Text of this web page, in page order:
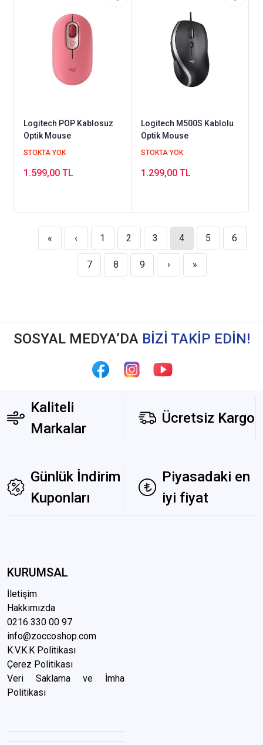
Logitech POP Kablosuz
Optik Mouse
STOKTA YOK
1.599,00 TL
Logitech M500S Kablolu
Optik Mouse
STOKTA YOK
1.299,00 TL
« ‹ 1 2 3 4 5 6
7 8 9 › »
SOSYAL MEDYA’DA BİZİ TAKİP EDİN!
Kaliteli
Markalar
Ücretsiz Kargo
Günlük İndirim
Kuponları
Piyasadaki en
iyi fiyat
KURUMSAL
İletişim
Hakkımızda
0216 330 00 97
info@zoccoshop.com
K.V.K.K Politikası
Çerez Politikası
Veri Saklama ve İmha
Politikası